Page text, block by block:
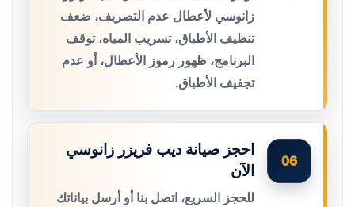
زانوسي لأعطال عدم التصريف، ضعف
تنظيف الأطباق، تسريب المياه، توقف
البرنامج، ظهور رموز الأعطال، أو عدم
تجفيف الأطباق.
06
احجز صيانة ديب فريزر زانوسي
الآن
للحجز السريع، اتصل بنا أو أرسل بياناتك